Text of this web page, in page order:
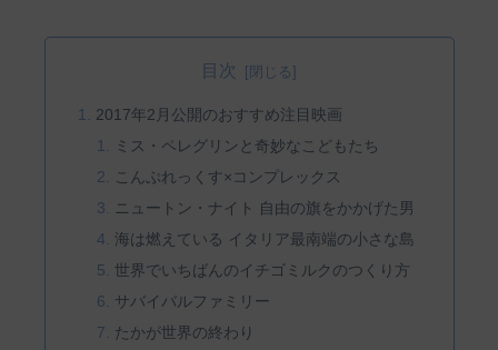
目次
2017年2月公開のおすすめ注目映画
ミス・ペレグリンと奇妙なこどもたち
こんぷれっくす×コンプレックス
ニュートン・ナイト 自由の旗をかかげた男
海は燃えている イタリア最南端の小さな島
世界でいちばんのイチゴミルクのつくり方
サバイバルファミリー
たかが世界の終わり